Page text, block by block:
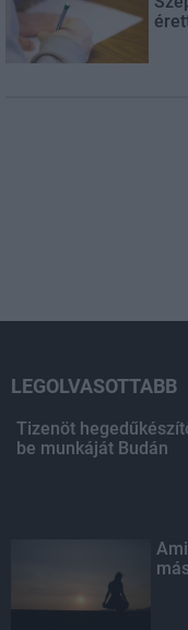
LEGOLVASOTTABB
Tizenöt
be munkáját Budán